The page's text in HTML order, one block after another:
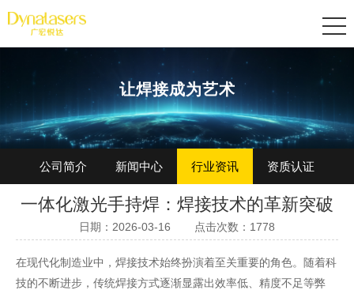
让焊接成为艺术
公司简介 新闻中心 行业资讯 资质认证
加入我们
一体化激光手持焊：焊接技术的革新突破
日期：2026-03-16 点击次数：1778
在现代化制造业中，焊接技术始终扮演着至关重要的角色。随着科
技的不断进步，传统焊接方式逐渐显露出效率低、精度不足等弊